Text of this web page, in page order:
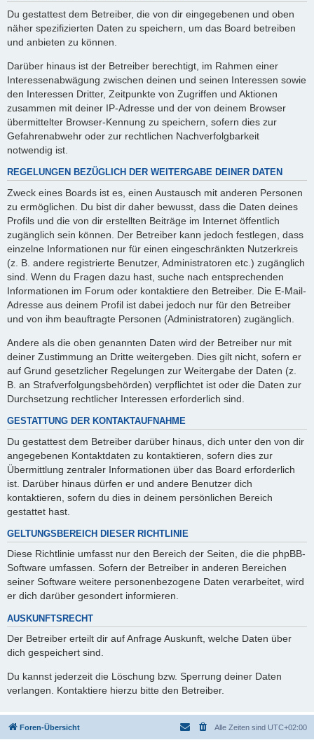
Du gestattest dem Betreiber, die von dir eingegebenen und oben
näher spezifizierten Daten zu speichern, um das Board betreiben
und anbieten zu können.
Darüber hinaus ist der Betreiber berechtigt, im Rahmen einer
Interessenabwägung zwischen deinen und seinen Interessen sowie
den Interessen Dritter, Zeitpunkte von Zugriffen und Aktionen
zusammen mit deiner IP-Adresse und der von deinem Browser
übermittelter Browser-Kennung zu speichern, sofern dies zur
Gefahrenabwehr oder zur rechtlichen Nachverfolgbarkeit
notwendig ist.
REGELUNGEN BEZÜGLICH DER WEITERGABE DEINER DATEN
Zweck eines Boards ist es, einen Austausch mit anderen Personen
zu ermöglichen. Du bist dir daher bewusst, dass die Daten deines
Profils und die von dir erstellten Beiträge im Internet öffentlich
zugänglich sein können. Der Betreiber kann jedoch festlegen, dass
einzelne Informationen nur für einen eingeschränkten Nutzerkreis
(z. B. andere registrierte Benutzer, Administratoren etc.) zugänglich
sind. Wenn du Fragen dazu hast, suche nach entsprechenden
Informationen im Forum oder kontaktiere den Betreiber. Die E-Mail-
Adresse aus deinem Profil ist dabei jedoch nur für den Betreiber
und von ihm beauftragte Personen (Administratoren) zugänglich.
Andere als die oben genannten Daten wird der Betreiber nur mit
deiner Zustimmung an Dritte weitergeben. Dies gilt nicht, sofern er
auf Grund gesetzlicher Regelungen zur Weitergabe der Daten (z.
B. an Strafverfolgungsbehörden) verpflichtet ist oder die Daten zur
Durchsetzung rechtlicher Interessen erforderlich sind.
GESTATTUNG DER KONTAKTAUFNAHME
Du gestattest dem Betreiber darüber hinaus, dich unter den von dir
angegebenen Kontaktdaten zu kontaktieren, sofern dies zur
Übermittlung zentraler Informationen über das Board erforderlich
ist. Darüber hinaus dürfen er und andere Benutzer dich
kontaktieren, sofern du dies in deinem persönlichen Bereich
gestattet hast.
GELTUNGSBEREICH DIESER RICHTLINIE
Diese Richtlinie umfasst nur den Bereich der Seiten, die die phpBB-
Software umfassen. Sofern der Betreiber in anderen Bereichen
seiner Software weitere personenbezogene Daten verarbeitet, wird
er dich darüber gesondert informieren.
AUSKUNFTSRECHT
Der Betreiber erteilt dir auf Anfrage Auskunft, welche Daten über
dich gespeichert sind.
Du kannst jederzeit die Löschung bzw. Sperrung deiner Daten
verlangen. Kontaktiere hierzu bitte den Betreiber.
Foren-Übersicht Alle Zeiten sind UTC+02:00